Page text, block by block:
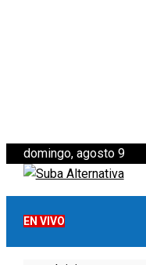
domingo, agosto 9
EN VIVO